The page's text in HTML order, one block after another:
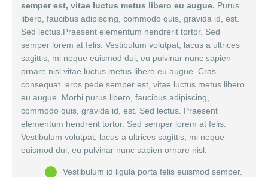
semper est, vitae luctus metus libero eu augue. Purus
libero, faucibus adipiscing, commodo quis, gravida id, est.
Sed lectus.Praesent elementum hendrerit tortor. Sed
semper lorem at felis. Vestibulum volutpat, lacus a ultrices
sagittis, mi neque euismod dui, eu pulvinar nunc sapien
ornare nisl vitae luctus metus libero eu augue. Cras
consequat. eros pede semper est, vitae luctus metus libero
eu augue. Morbi purus libero, faucibus adipiscing,
commodo quis, gravida id, est. Sed lectus. Praesent
elementum hendrerit tortor. Sed semper lorem at felis.
Vestibulum volutpat, lacus a ultrices sagittis, mi neque
euismod dui, eu pulvinar nunc sapien ornare nisl.
Vestibulum id ligula porta felis euismod semper.